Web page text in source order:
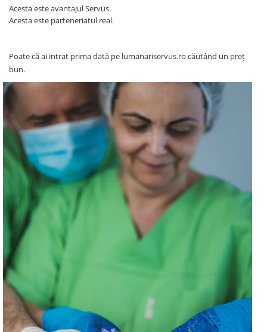
Acesta este avantajul Servus.
Acesta este parteneriatul real.
Poate că ai intrat prima dată pe lumanariservus.ro căutând un preț
bun.